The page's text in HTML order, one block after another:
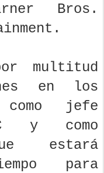
Bros.
multitud
en los
jefe
y como
estará
para